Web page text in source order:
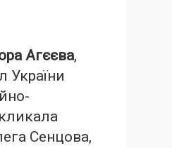
Агєєва,
України
Сенцова,